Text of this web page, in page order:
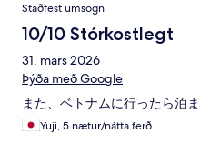
Staðfest umsögn
10/10 Stórkostlegt
31. mars 2026
Þýða með Google
また、ベトナムに行ったら泊
Yuji, 5 nætur/nátta ferð